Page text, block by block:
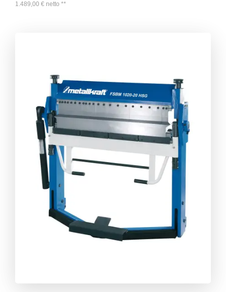
1.489,00 € netto **